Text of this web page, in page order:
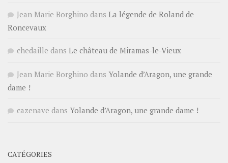
Jean Marie Borghino dans La légende de Roland de
Roncevaux
chedaille dans Le château de Miramas-le-Vieux
Jean Marie Borghino dans Yolande d’Aragon, une grande
dame !
cazenave dans Yolande d’Aragon, une grande dame !
CATÉGORIES